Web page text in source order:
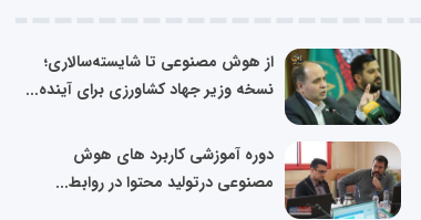
از هوش مصنوعی تا شایسته‌سالاری؛
نسخه وزیر جهاد کشاورزی برای آینده...
دوره آموزشی کاربرد های هوش
مصنوعی درتولید محتوا در روابط...